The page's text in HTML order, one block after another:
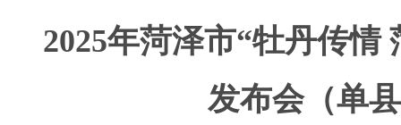
2025年菏泽市“牡丹传情
发布会（单